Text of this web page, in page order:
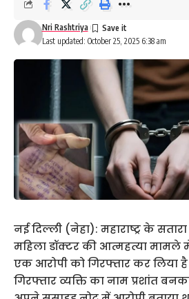
Last updated: October 25, 2025 6:38 am
Nri Rashtriya
नई दिल्ली (नेहा): महाराष्ट्र के
महिला डॉक्टर की आत्महत्या मामले
एक आरोपी को गिरफ्तार कर लिया
गिरफ्तार व्यक्ति का नाम प्रशांत